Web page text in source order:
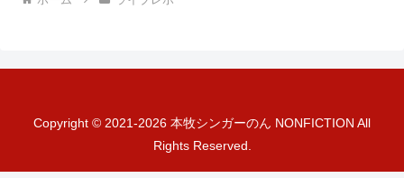
Copyright © 2021-2026 本牧シンガーのん NONFICTION All
Rights Reserved.